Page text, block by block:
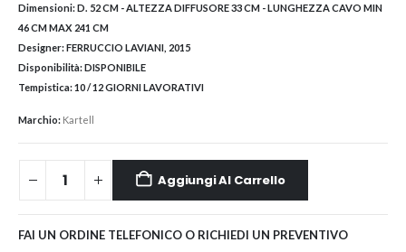
Dimensioni:D. 52 CM - ALTEZZA DIFFUSORE 33 CM - LUNGHEZZA CAVO MIN
46 CM MAX 241 CM
Designer:FERRUCCIO LAVIANI, 2015
Disponibilità:DISPONIBILE
Tempistica:10 / 12 GIORNI LAVORATIVI
Marchio: Kartell
Aggiungi Al Carrello
FAI UN ORDINE TELEFONICO O RICHIEDI UN PREVENTIVO